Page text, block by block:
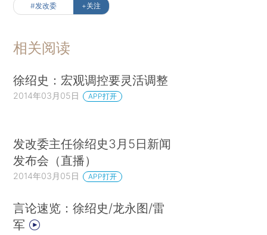
#发改委 +关注
相关阅读
徐绍史：宏观调控要灵活调整
2014年03月05日 APP打开
发改委主任徐绍史3月5日新闻
发布会（直播）
2014年03月05日 APP打开
言论速览：徐绍史/龙永图/雷
军